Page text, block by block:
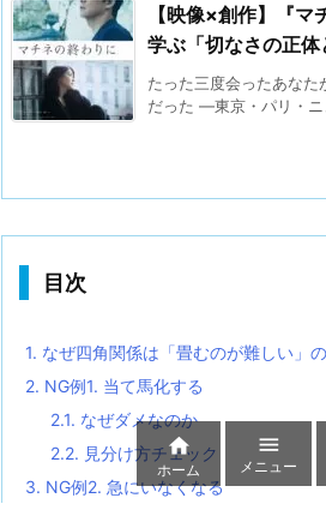
【映像×創作】『マ
学ぶ「切なさの正体
たった三度会ったあなた
だった ―東京・パリ・
目次
1. なぜ四角関係は「畳むのが難しい」
2. NG例1. 当て馬化する
2.1. なぜダメなのか
2.2. 見分け方チェック
3. NG例2. 急にいなくなる

ホーム

メニュー